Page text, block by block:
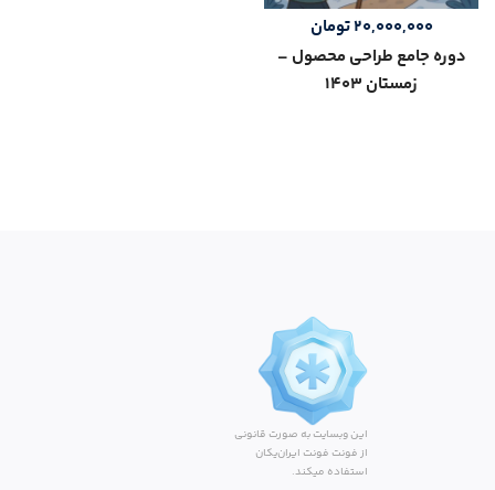
20,000,000تومان
دوره جامع طراحی محصول –
زمستان 1403
این وبسایت به صورت قانونی
از فونت فونت ایران‌یکان
استفاده میکند.